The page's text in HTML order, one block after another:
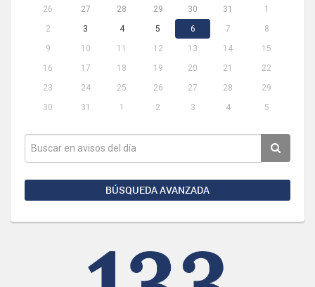
26 27 28 29 30 31
1
2
3 4 5 6 7
8
9
10 11 12 13 14
15
16
17 18 19 20 21
22
23
24 25 26 27 28
29
30
31 1 2 3 4 5
BÚSQUEDA AVANZADA